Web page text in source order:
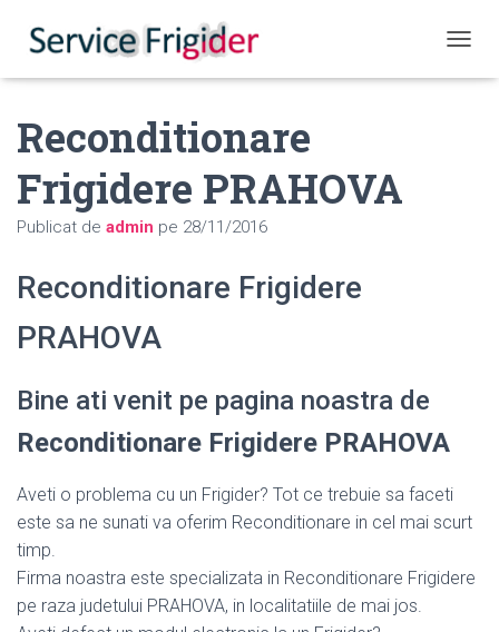
Reconditionare
Frigidere PRAHOVA
Publicat de admin pe 28/11/2016
Reconditionare Frigidere
PRAHOVA
Bine ati venit pe pagina noastra de
Reconditionare Frigidere PRAHOVA
Aveti o problema cu un Frigider? Tot ce trebuie sa faceti
este sa ne sunati va oferim Reconditionare in cel mai scurt
timp.
Firma noastra este specializata in Reconditionare Frigidere
pe raza judetului PRAHOVA, in localitatiile de mai jos.